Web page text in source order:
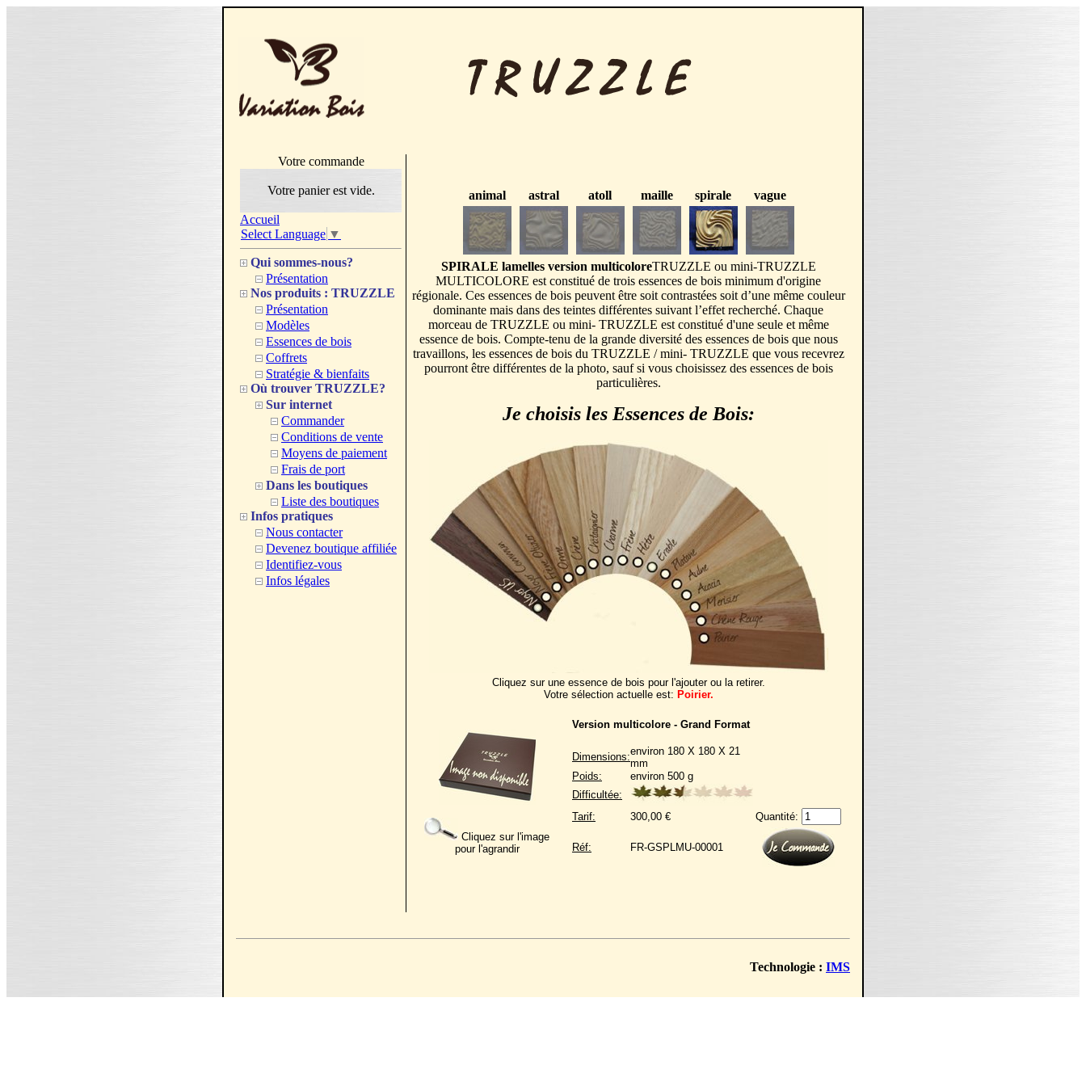
Votre commande
Votre panier est vide.
Accueil
Select Language ▼
Qui sommes-nous?
Présentation
Nos produits : TRUZZLE
Présentation
Modèles
Essences de bois
Coffrets
Stratégie & bienfaits
Où trouver TRUZZLE?
Sur internet
Commander
Conditions de vente
Moyens de paiement
Frais de port
Dans les boutiques
Liste des boutiques
Infos pratiques
Nous contacter
Devenez boutique affiliée
Identifiez-vous
Infos légales
animal astral atoll maille spirale vague
SPIRALE lamelles version multicoloreTRUZZLE ou mini-TRUZZLE
MULTICOLORE est constitué de trois essences de bois minimum d'origine
régionale. Ces essences de bois peuvent être soit contrastées soit d’une même couleur
dominante mais dans des teintes différentes suivant l’effet recherché. Chaque
morceau de TRUZZLE ou mini- TRUZZLE est constitué d'une seule et même
essence de bois. Compte-tenu de la grande diversité des essences de bois que nous
travaillons, les essences de bois du TRUZZLE / mini- TRUZZLE que vous recevrez
pourront être différentes de la photo, sauf si vous choisissez des essences de bois
particulières.
Je choisis les Essences de Bois:
Cliquez sur une essence de bois pour l'ajouter ou la retirer.
Votre sélection actuelle est: Poirier.
Cliquez sur l'image
pour l'agrandir
Version multicolore - Grand Format
Dimensions:environ 180 X 180 X 21
mm
Poids:
environ 500 g
Difficultée:
Tarif:
300,00 € Quantité:
Réf: FR-GSPLMU-00001
Technologie : IMS